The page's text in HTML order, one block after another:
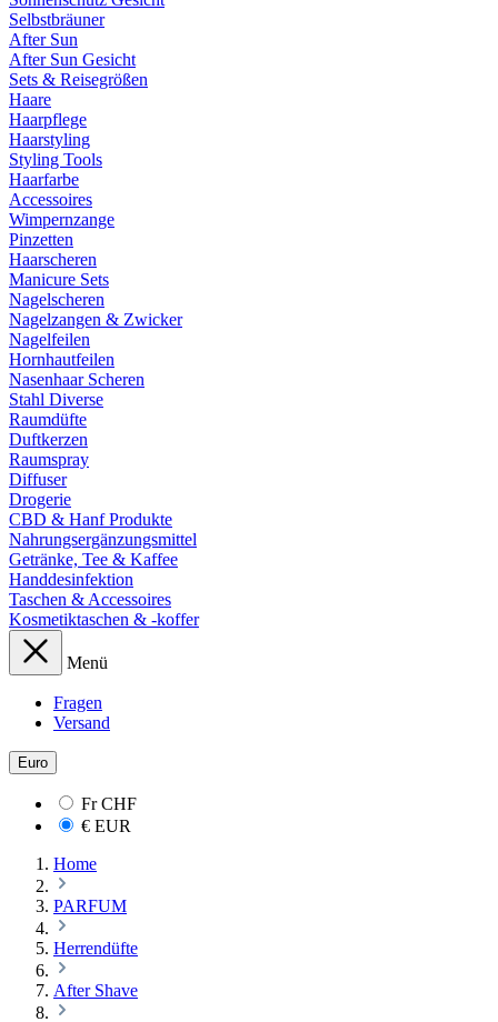
Selbstbräuner
After Sun
After Sun Gesicht
Sets & Reisegrößen
Haare
Haarpflege
Haarstyling
Styling Tools
Haarfarbe
Accessoires
Wimpernzange
Pinzetten
Haarscheren
Manicure Sets
Nagelscheren
Nagelzangen & Zwicker
Nagelfeilen
Hornhautfeilen
Nasenhaar Scheren
Stahl Diverse
Raumdüfte
Duftkerzen
Raumspray
Diffuser
Drogerie
CBD & Hanf Produkte
Nahrungsergänzungsmittel
Getränke, Tee & Kaffee
Handdesinfektion
Taschen & Accessoires
Kosmetiktaschen & -koffer
Menü
Fragen
Versand
Euro
FrCHF
€ EUR
Home
PARFUM
Herrendüfte
After Shave